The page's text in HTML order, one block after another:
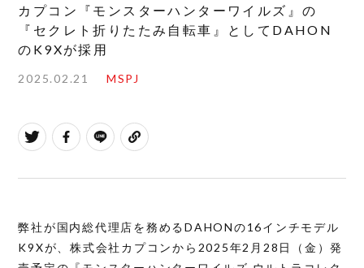
カプコン『モンスターハンターワイルズ』の
『セクレト折りたたみ自転車』としてDAHON
のK9Xが採用
2025.02.21 MSPJ
弊社が国内総代理店を務めるDAHONの16インチモデル
K9Xが、株式会社カプコンから2025年2月28日（金）発